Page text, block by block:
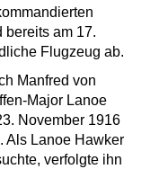
bereits am 17.
Flugzeug ab.
Manfred von
Major Lanoe
November 1916
Als Lanoe Hawker
verfolgte ihn